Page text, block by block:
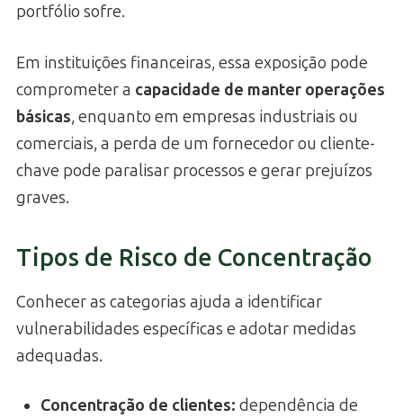
portfólio sofre.
Em instituições financeiras, essa exposição pode
comprometer a capacidade de manter operações
básicas, enquanto em empresas industriais ou
comerciais, a perda de um fornecedor ou cliente-
chave pode paralisar processos e gerar prejuízos
graves.
Tipos de Risco de Concentração
Conhecer as categorias ajuda a identificar
vulnerabilidades específicas e adotar medidas
adequadas.
Concentração de clientes: dependência de